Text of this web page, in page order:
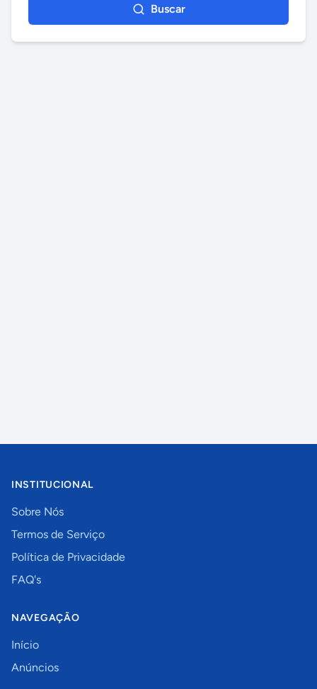
Buscar
INSTITUCIONAL
Sobre Nós
Termos de Serviço
Política de Privacidade
FAQ's
NAVEGAÇÃO
Início
Anúncios